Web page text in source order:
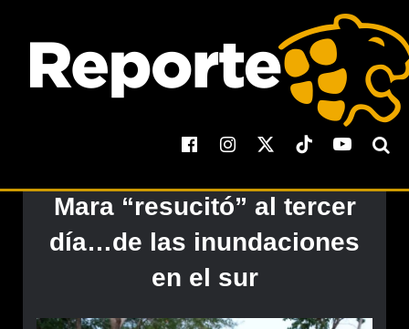
Mara “resucitó” al tercer
día…de las inundaciones
en el sur